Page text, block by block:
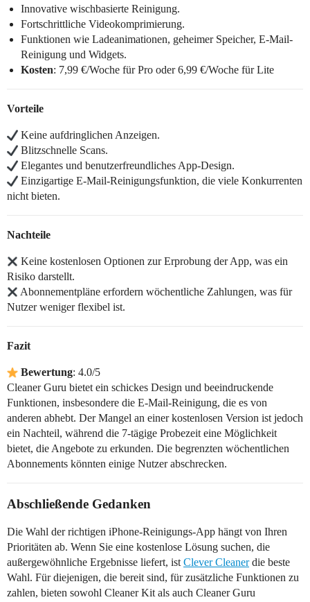
Innovative wischbasierte Reinigung.
Fortschrittliche Videokomprimierung.
Funktionen wie Ladeanimationen, geheimer Speicher, E-Mail-
Reinigung und Widgets.
Kosten: 7,99 €/Woche für Pro oder 6,99 €/Woche für Lite
Vorteile
Keine aufdringlichen Anzeigen.
Blitzschnelle Scans.
Elegantes und benutzerfreundliches App-Design.
Einzigartige E-Mail-Reinigungsfunktion, die viele Konkurrenten
nicht bieten.
Nachteile
Keine kostenlosen Optionen zur Erprobung der App, was ein
Risiko darstellt.
Abonnementpläne erfordern wöchentliche Zahlungen, was für
Nutzer weniger flexibel ist.
Fazit
Bewertung: 4.0/5
Cleaner Guru bietet ein schickes Design und beeindruckende
Funktionen, insbesondere die E-Mail-Reinigung, die es von
anderen abhebt. Der Mangel an einer kostenlosen Version ist jedoch
ein Nachteil, während die 7-tägige Probezeit eine Möglichkeit
bietet, die Angebote zu erkunden. Die begrenzten wöchentlichen
Abonnements könnten einige Nutzer abschrecken.
Abschließende Gedanken
Die Wahl der richtigen iPhone-Reinigungs-App hängt von Ihren
Prioritäten ab. Wenn Sie eine kostenlose Lösung suchen, die
außergewöhnliche Ergebnisse liefert, ist Clever Cleanerdie beste
Wahl. Für diejenigen, die bereit sind, für zusätzliche Funktionen zu
zahlen, bieten sowohl Cleaner Kit als auch Cleaner Guru